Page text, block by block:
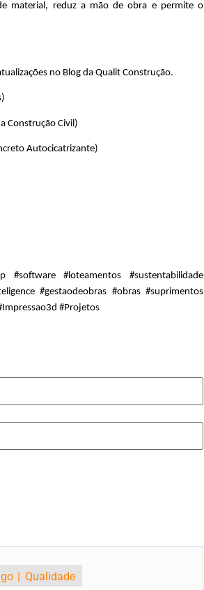
material, reduz a mão de obra e permite o
no Blog da Qualit Construção.
Construção Civil)
Autocicatrizante)
#software #loteamentos #sustentabilidade
#gestaodeobras #obras #suprimentos
#Projetos
Qualidade